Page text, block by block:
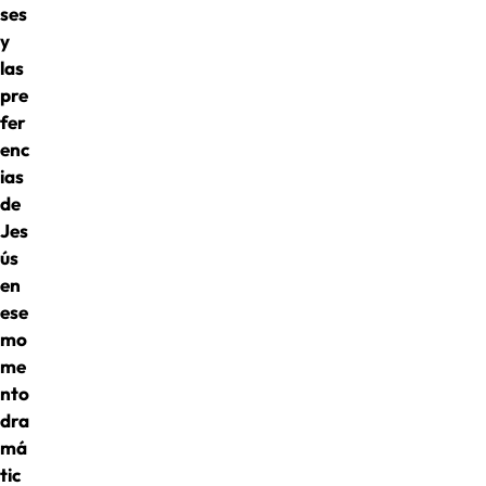
ses
y
las
pre
fer
enc
ias
de
Jes
ús
en
ese
mo
me
nto
dra
má
tic